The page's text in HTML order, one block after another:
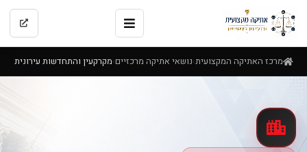
מרכז האתיקה המקצועית›נושאי אתיקה מרכזיים›מקרקעין והתחדשות עירונית